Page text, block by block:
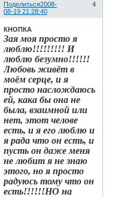
Поделиться 4
2008-
08-19 21:28:40
КНОПКА
Зая моя просто я
люблю!!!!!!!!! И
люблю безумно!!!!!!
Любовь живёт в
моём серце, и я
просто наслождаюсь
ей, кака бы она не
была, взаимной или
нет, этот челове
есть, и я его люблю и
я рада что он есть, и
пусть он даже меня
не любит я не знаю
этого, но я просто
радуюсь тому что он
есть!!!!!!НО на